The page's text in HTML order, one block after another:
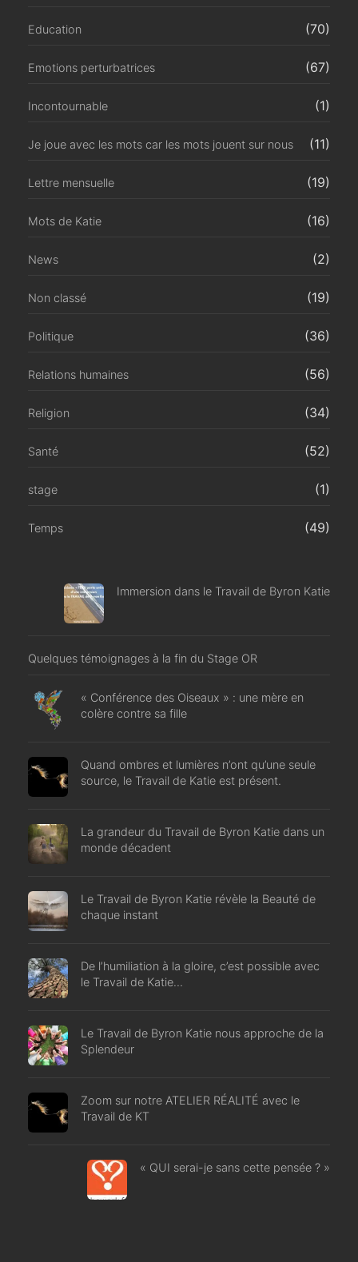
Education (70)
Emotions perturbatrices (67)
Incontournable (1)
Je joue avec les mots car les mots jouent sur nous (11)
Lettre mensuelle (19)
Mots de Katie (16)
News (2)
Non classé (19)
Politique (36)
Relations humaines (56)
Religion (34)
Santé (52)
stage (1)
Temps (49)
Immersion dans le Travail de Byron Katie
Quelques témoignages à la fin du Stage OR
« Conférence des Oiseaux » : une mère en
colère contre sa fille
Quand ombres et lumières n’ont qu’une seule
source, le Travail de Katie est présent.
La grandeur du Travail de Byron Katie dans un
monde décadent
Le Travail de Byron Katie révèle la Beauté de
chaque instant
De l’humiliation à la gloire, c’est possible avec
le Travail de Katie…
Le Travail de Byron Katie nous approche de la
Splendeur
Zoom sur notre ATELIER RÉALITÉ avec le
Travail de KT
« QUI serai-je sans cette pensée ? »